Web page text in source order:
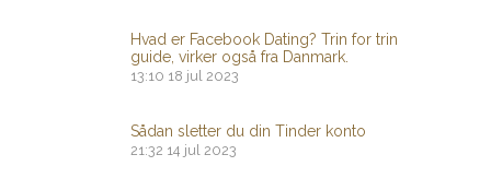
Hvad er Facebook Dating? Trin for trin
guide, virker også fra Danmark.
13:10 18 jul 2023
Sådan sletter du din Tinder konto
21:32 14 jul 2023